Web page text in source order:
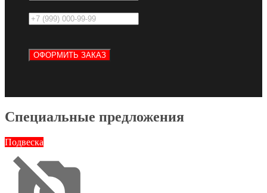
Специальные предложения
Подвеска